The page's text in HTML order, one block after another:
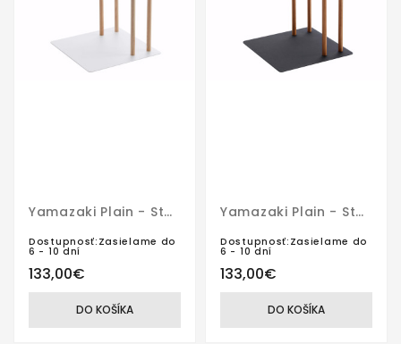
Yamazaki Plain - Stolík 4803 Biely
Dostupnosť:Zasielame do
6 - 10 dní
133,00€
DO KOŠÍKA
Yamazaki Plain - Stolík 4804
Dostupnosť:Zasielame do
6 - 10 dní
133,00€
DO KOŠÍKA